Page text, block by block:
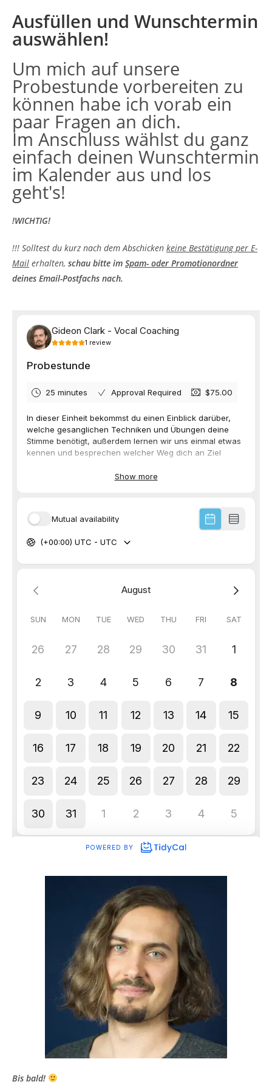
Ausfüllen und Wunschtermin
auswählen!
Um mich auf unsere
Probestunde vorbereiten zu
können habe ich vorab ein
paar Fragen an dich.
Im Anschluss wählst du ganz
einfach deinen Wunschtermin
im Kalender aus und los
geht's!
!WICHTIG!
!!! Solltest du kurz nach dem Abschicken keine Bestätigung per E-
Mail erhalten, schau bitte im Spam- oder Promotionordner
deines Email-Postfachs nach.
Bis bald!